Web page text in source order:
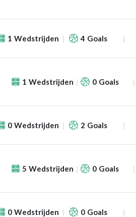
1 Wedstrijden 4 Goals
1 Wedstrijden 0 Goals
0 Wedstrijden 2 Goals
5 Wedstrijden 0 Goals
0 Wedstrijden 0 Goals